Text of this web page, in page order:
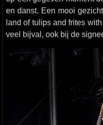
en danst. Een mooi
land of tulips and frites
veel bijval, ook bij de